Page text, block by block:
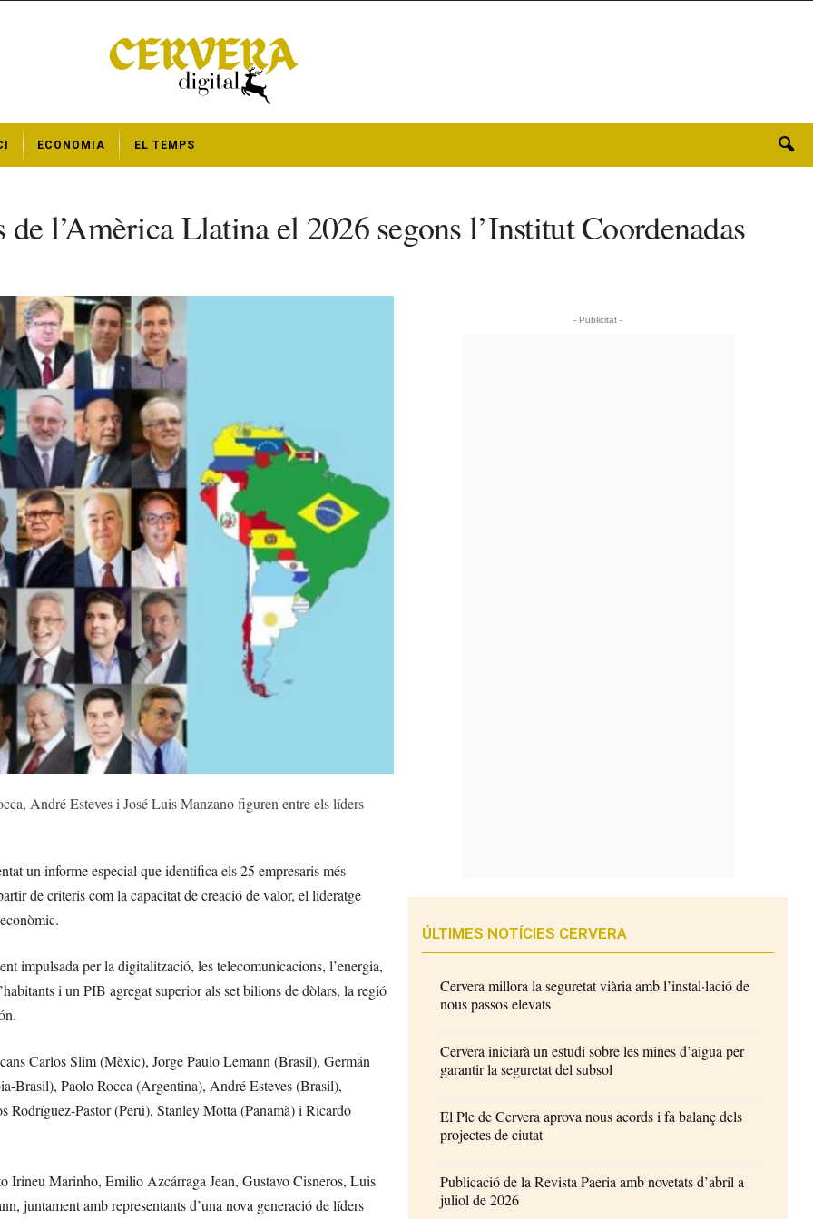
ECONOMIA EL TEMPS
l’Amèrica Llatina el 2026 segons l’Institut Coordenadas
André Esteves i José Luis Manzano figuren entre els líders
un informe especial que identifica els 25 empresaris més
de criteris com la capacitat de creació de valor, el lideratge
impulsada per la digitalització, les telecomunicacions, l’energia,
i un PIB agregat superior als set bilions de dòlars, la regió
Carlos Slim (Mèxic), Jorge Paulo Lemann (Brasil), Germán
Brasil), Paolo Rocca (Argentina), André Esteves (Brasil),
Pastor (Perú), Stanley Motta (Panamà) i Ricardo
Irineu Marinho, Emilio Azcárraga Jean, Gustavo Cisneros, Luis
juntament amb representants d’una nova generació de líders
- Publicitat -
ÚLTIMES NOTÍCIES CERVERA
Cervera millora la seguretat viària amb l’instal·lació de
nous passos elevats
Cervera iniciarà un estudi sobre les mines d’aigua per
garantir la seguretat del subsol
El Ple de Cervera aprova nous acords i fa balanç dels
projectes de ciutat
Publicació de la Revista Paeria amb novetats d’abril a
juliol de 2026